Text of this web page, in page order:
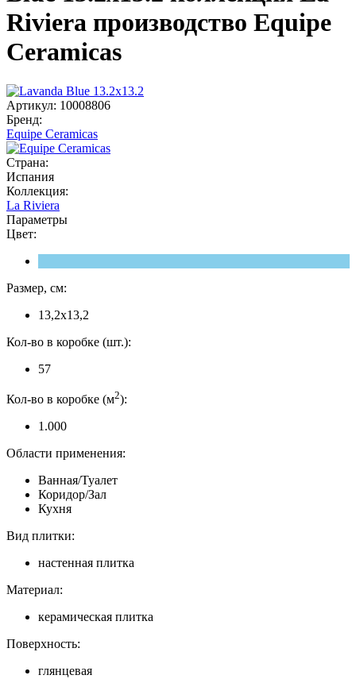
Riviera производство Equipe
Ceramicas
Артикул: 10008806
Бренд:
Equipe Ceramicas
Страна:
Испания
Коллекция:
La Riviera
Параметры
Цвет:
Размер, см:
13,2x13,2
Кол-во в коробке (шт.):
57
Кол-во в коробке (м2):
1.000
Области применения:
Ванная/Туалет
Коридор/Зал
Кухня
Вид плитки:
настенная плитка
Материал:
керамическая плитка
Поверхность:
глянцевая